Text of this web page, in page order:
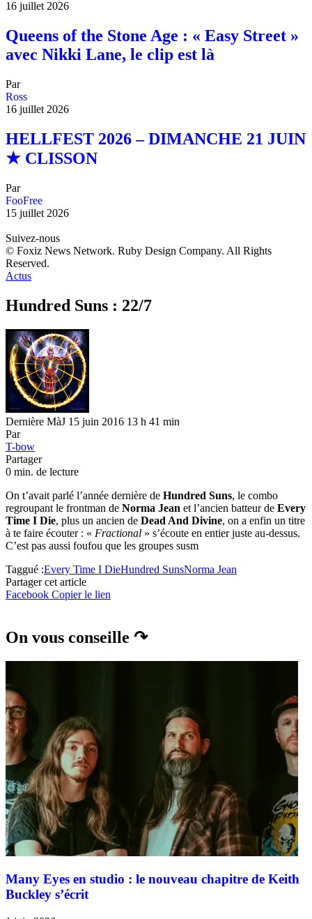
16 juillet 2026
Queens of the Stone Age : « Easy Street »
avec Nikki Lane, le clip est là
Par
Ross
16 juillet 2026
HELLFEST 2026 – DIMANCHE 21 JUIN
★ CLISSON
Par
FooFree
15 juillet 2026
Suivez-nous
© Foxiz News Network. Ruby Design Company. All Rights
Reserved.
Actus
Hundred Suns : 22/7
Dernière MàJ 15 juin 2016 13 h 41 min
Par
T-bow
Partager
0 min. de lecture
On t’avait parlé l’année dernière de Hundred Suns, le combo
regroupant le frontman de Norma Jean et l’ancien batteur de Every
Time I Die, plus un ancien de Dead And Divine, on a enfin un titre
à te faire écouter : « Fractional » s’écoute en entier juste au-dessus.
C’est pas aussi foufou que les groupes susm
Taggué :Every Time I DieHundred SunsNorma Jean
Partager cet article
Facebook Copier le lien
On vous conseille ↷
Many Eyes en studio : le nouveau chapitre de Keith
Buckley s’écrit